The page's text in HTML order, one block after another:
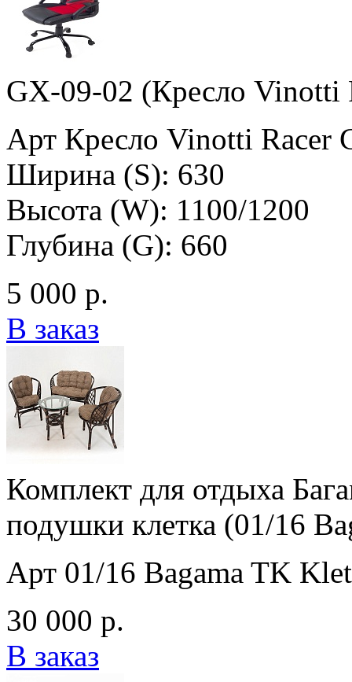
GX-09-02 (Кресло Vinotti
Арт Кресло Vinotti Racer
Ширина (S): 630
Высота (W): 1100/1200
Глубина (G): 660
5 000 р.
В заказ
Комплект для отдыха
подушки клетка (01/16
Арт 01/16 Bagama TK
30 000 р.
В заказ